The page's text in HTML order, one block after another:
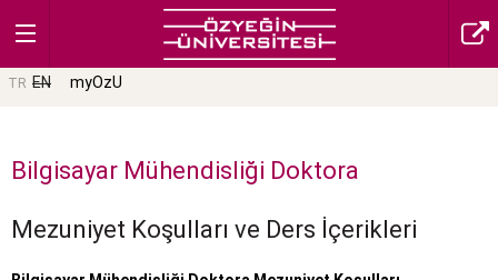
TR EN myOzU
Bilgisayar Mühendisliği Doktora
Mezuniyet Koşulları ve Ders İçerikleri